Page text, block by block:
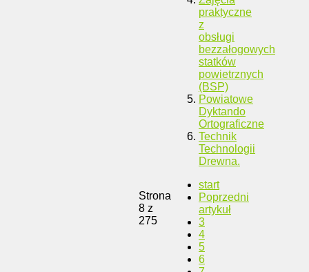
praktyczne
z
obsługi
bezzałogowych
statków
powietrznych
(BSP)
Powiatowe
Dyktando
Ortograficzne
Technik
Technologii
Drewna.
Strona
8 z
275
start
Poprzedni
artykuł
3
4
5
6